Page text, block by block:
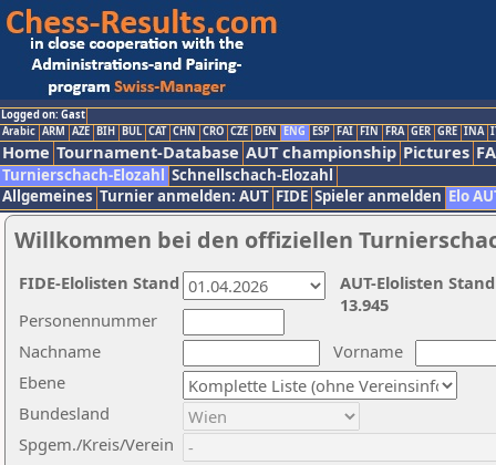
Logged on: Gast
Arabic ARM AZE BIH BUL CAT CHN CRO CZE DEN ENG ESP FAI FIN FRA GER GRE INA
Home Tournament-Database AUT championship Pictures
Turnierschach-Elozahl Schnellschach-Elozahl
Allgemeines Turnier anmelden: AUT FIDE Spieler anmelden Elo
Willkommen bei den offiziellen
Nachname
Vorname
Ebene
Personennummer
Bundesland
Spgem./Kreis/Verein
AUT-Elolisten
13.945
FIDE-Elolisten Stand